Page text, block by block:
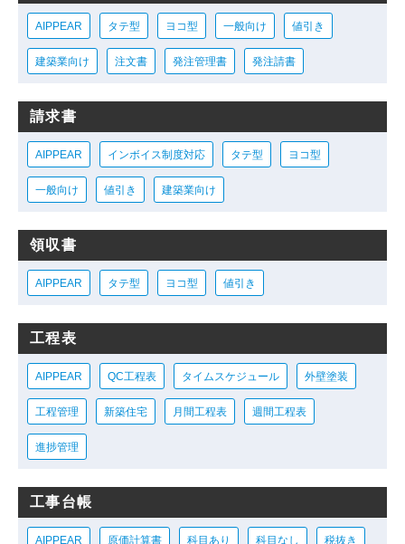
AIPPEAR タテ型 ヨコ型 一般向け 値引き
建築業向け 注文書 発注管理書 発注請書
請求書
AIPPEAR インボイス制度対応 タテ型 ヨコ型
一般向け 値引き 建築業向け
領収書
AIPPEAR タテ型 ヨコ型 値引き
工程表
AIPPEAR QC工程表 タイムスケジュール 外壁塗装
工程管理 新築住宅 月間工程表 週間工程表
進捗管理
工事台帳
AIPPEAR 原価計算書 科目あり 科目なし 税抜き